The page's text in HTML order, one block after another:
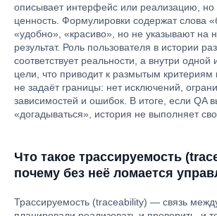
описывает интерфейс или реализацию, но
ценность. Формулировки содержат слова
«удобно», «красиво», но не указывают на
результат. Роль пользователя в истории
соответствует реальности, а внутри
цели, что приводит к размытым критериям
не задаёт границы: нет исключений,
зависимостей и ошибок. В итоге, если QA
«догадываться», история не выполняет
Что такое трассируемость
почему без неё ломается
Трассируемость (traceability) — связь